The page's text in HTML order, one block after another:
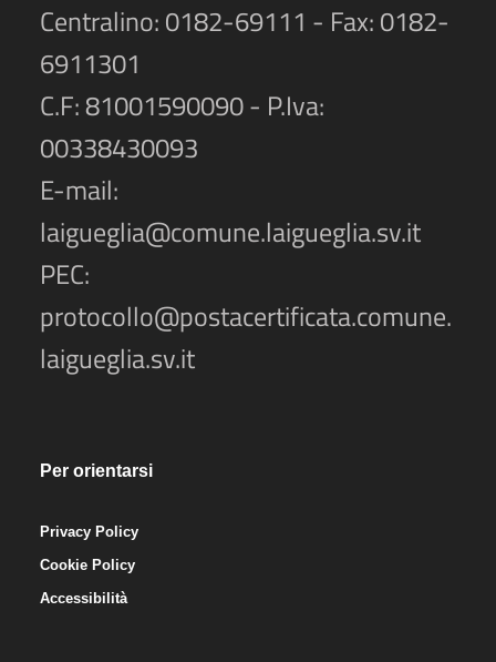
Centralino: 0182-69111 - Fax: 0182-
6911301
C.F: 81001590090 - P.Iva:
00338430093
E-mail:
laigueglia@comune.laigueglia.sv.it
PEC:
protocollo@postacertificata.comune.
laigueglia.sv.it
Per orientarsi
Privacy Policy
Cookie Policy
Accessibilità